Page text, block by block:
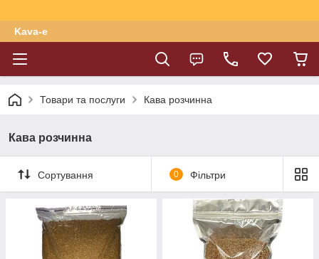
Kava-e
Товари та послуги Кава розчинна
Кава розчинна
Сортування 0 Фільтри